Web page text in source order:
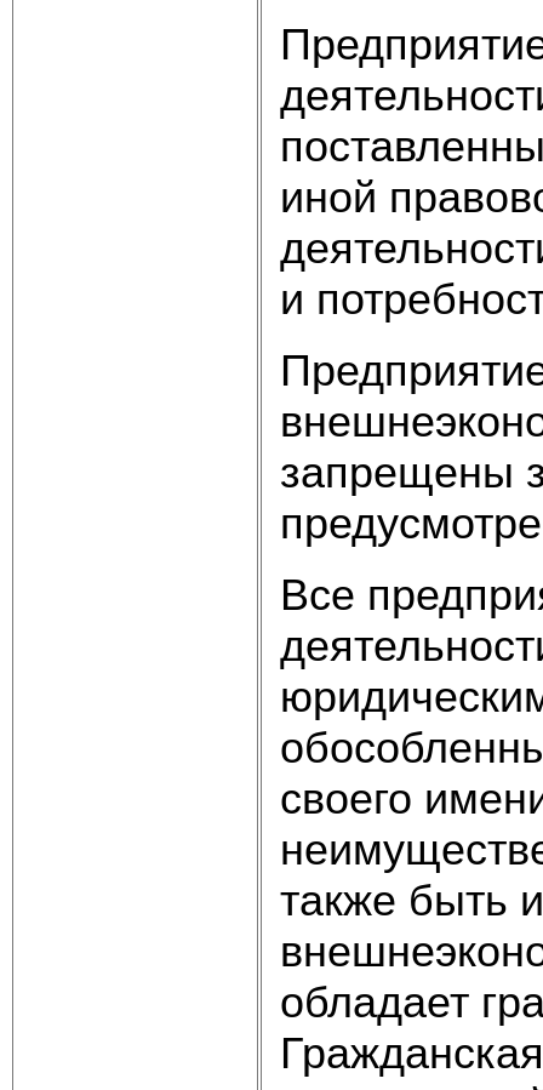
иной
и
запрещены
Все
своего
также быть
обладает